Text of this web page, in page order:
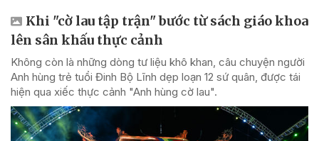
Khi "cờ lau tập trận" bước từ sách giáo khoa
lên sân khấu thực cảnh
Không còn là những dòng tư liệu khô khan, câu chuyện người
Anh hùng trẻ tuổi Đinh Bộ Lĩnh dẹp loạn 12 sứ quân, được tái
hiện qua xiếc thực cảnh "Anh hùng cờ lau".